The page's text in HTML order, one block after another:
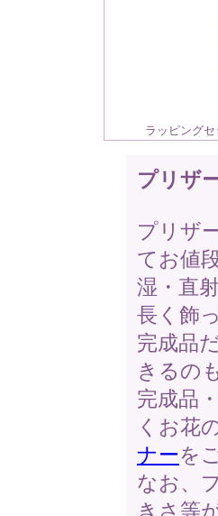
ラッピング
プリザ
プリザ
てお値
湿・直
長く飾
完成品
きるの
完成品
くお花
ナーを
なお、
きさ等